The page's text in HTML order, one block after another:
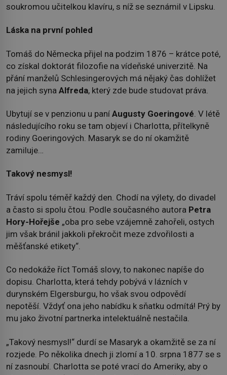
soukromou učitelkou klavíru, s níž se seznámil v Lipsku.
Láska na první pohled
Tomáš do Německa přijel na podzim 1876 – krátce poté,
co získal doktorát filozofie na vídeňské univerzitě. Na
přání manželů Schlesingerových má nějaký čas dohlížet
na jejich syna Alfreda, který zde bude studovat práva.
Ubytují se v penzionu u paní Augusty Goeringové . V létě
následujícího roku se tam objeví i Charlotta, přítelkyně
rodiny Goeringových. Masaryk se do ní okamžitě
zamiluje…
Takový nesmysl!
Tráví spolu téměř každý den. Chodí na výlety, do divadel
a často si spolu čtou. Podle současného autora Petra
Hory-Hořejše „oba pro sebe vzájemně zahořeli, ostych
jim však bránil jakkoli překročit meze zdvořilosti a
měšťanské etikety“.
Co nedokáže říct Tomáš slovy, to nakonec napíše do
dopisu. Charlotta, která tehdy pobývá v lázních v
durynském Elgersburgu, ho však svou odpovědí
nepotěší. Vždyť ona jeho nabídku k sňatku odmítá! Prý by
mu jako životní partnerka intelektuálně nestačila.
„Takový nesmysl!“ durdí se Masaryk a okamžitě se za ní
rozjede. Po několika dnech ji zlomí a 10. srpna 1877 se s
ní zasnoubí. Charlotta se poté vrací do Ameriky, aby o